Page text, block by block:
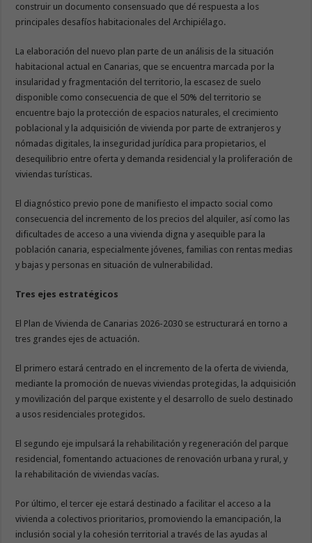
construir un documento consensuado que dé respuesta a los
principales desafíos habitacionales del Archipiélago.
La elaboración del nuevo plan parte de un análisis de la situación
habitacional actual en Canarias, que se encuentra marcada por la
insularidad y fragmentación del territorio, la escasez de suelo
disponible como consecuencia de que el 50% del territorio se
encuentre bajo la protección de espacios naturales, el crecimiento
poblacional y la adquisición de vivienda por parte de extranjeros y
nómadas digitales, la inseguridad jurídica para propietarios, el
desequilibrio entre oferta y demanda residencial y la proliferación de
viviendas turísticas.
El diagnóstico previo pone de manifiesto el impacto social como
consecuencia del incremento de los precios del alquiler, así como las
dificultades de acceso a una vivienda digna y asequible para la
población canaria, especialmente jóvenes, familias con rentas medias
y bajas y personas en situación de vulnerabilidad.
Tres ejes estratégicos
El Plan de Vivienda de Canarias 2026-2030 se estructurará en torno a
tres grandes ejes de actuación.
El primero estará centrado en el incremento de la oferta de vivienda,
mediante la promoción de nuevas viviendas protegidas, la adquisición
y movilización del parque existente y el desarrollo de suelo destinado
a usos residenciales protegidos.
El segundo eje impulsará la rehabilitación y regeneración del parque
residencial, fomentando actuaciones de renovación urbana y rural, y
la rehabilitación de viviendas vacías.
Por último, el tercer eje estará destinado a facilitar el acceso a la
vivienda a colectivos prioritarios, promoviendo la emancipación, la
inclusión social y la cohesión territorial a través de las ayudas al